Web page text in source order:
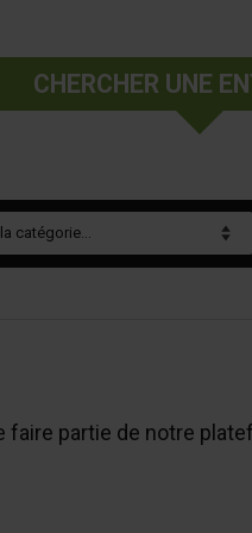
CHERCHER UNE
partie de notre